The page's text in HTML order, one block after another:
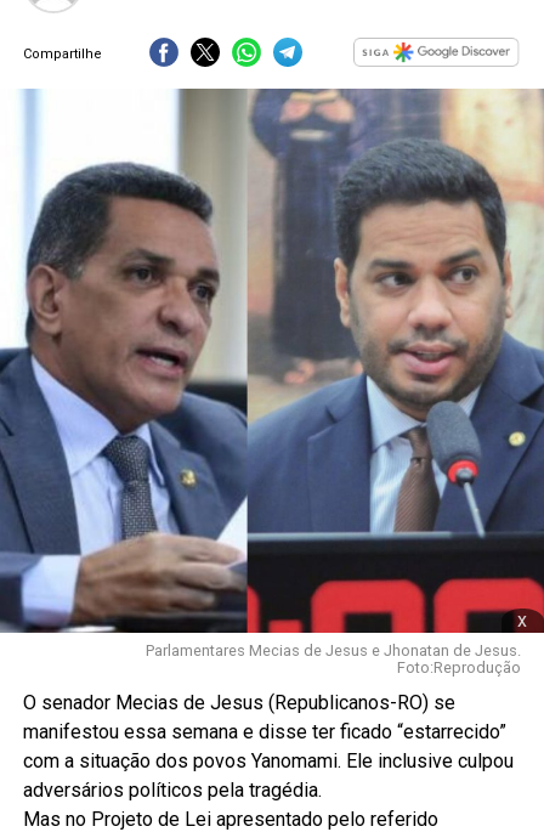
Compartilhe
x
Parlamentares Mecias de Jesus e Jhonatan de Jesus.
Foto:Reprodução
O senador Mecias de Jesus (Republicanos-RO) se
manifestou essa semana e disse ter ficado “estarrecido”
com a situação dos povos Yanomami. Ele inclusive culpou
adversários políticos pela tragédia.
Mas no Projeto de Lei apresentado pelo referido